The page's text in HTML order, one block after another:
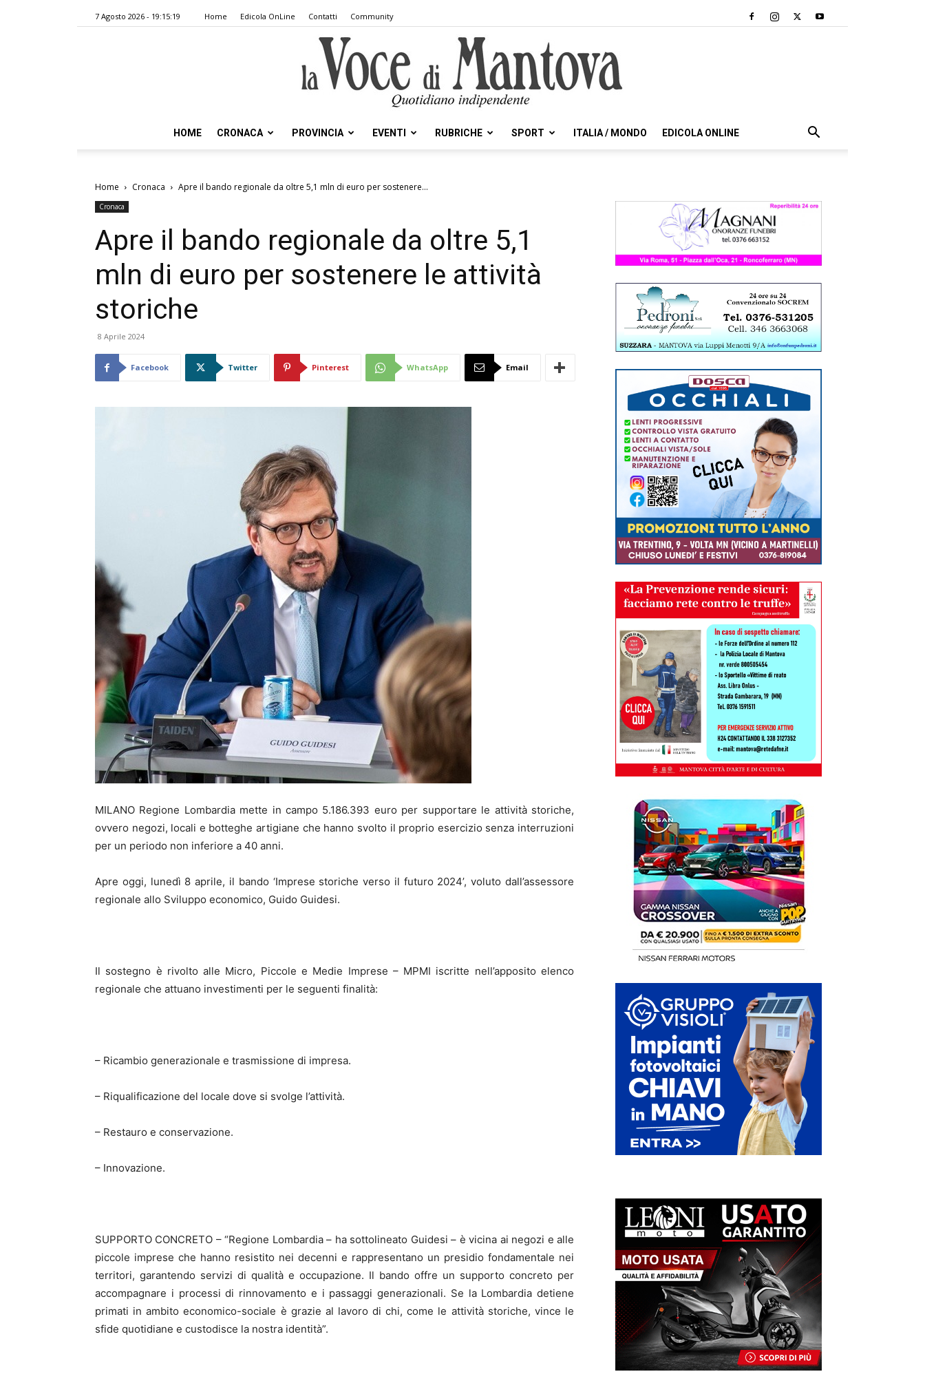
7 Agosto 2026 - 19:15:19 Home Edicola OnLine Contatti Community
Voce
HOME CRONACA PROVINCIA EVENTI RUBRICHE SPORT ITALIA / MONDO EDICOLA ONLINE
Home Cronaca Apre il bando regionale da oltre 5,1 mln di euro per sostenere...
Cronaca
Apre il bando regionale da oltre 5,1
mln di euro per sostenere le attività
storiche
8 Aprile 2024
Facebook Twitter Pinterest WhatsApp Email
MILANO Regione Lombardia mette in campo 5.186.393 euro per supportare le attività storiche,
ovvero negozi, locali e botteghe artigiane che hanno svolto il proprio esercizio senza interruzioni
per un periodo non inferiore a 40 anni.
Apre oggi, lunedì 8 aprile, il bando ‘Imprese storiche verso il futuro 2024’, voluto dall’assessore
regionale allo Sviluppo economico, Guido Guidesi.
Il sostegno è rivolto alle Micro, Piccole e Medie Imprese – MPMI iscritte nell’apposito elenco
regionale che attuano investimenti per le seguenti finalità:
– Ricambio generazionale e trasmissione di impresa.
– Riqualificazione del locale dove si svolge l’attività.
– Restauro e conservazione.
– Innovazione.
SUPPORTO CONCRETO – “Regione Lombardia – ha sottolineato Guidesi – è vicina ai negozi e alle
piccole imprese che hanno resistito nei decenni e rappresentano un presidio fondamentale nei
territori, garantendo servizi di qualità e occupazione. Il bando offre un supporto concreto per
accompagnare i processi di rinnovamento e i passaggi generazionali. Se la Lombardia detiene
primati in ambito economico-sociale è grazie al lavoro di chi, come le attività storiche, vince le
sfide quotidiane e custodisce la nostra identità”.